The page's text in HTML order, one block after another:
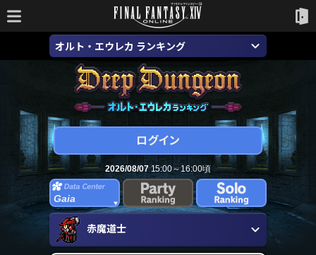
オルト・エウレカ ランキング
2026/08/0715:00～16:00頃
Gaia
赤魔道士